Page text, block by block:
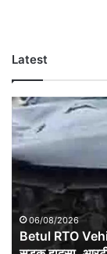
Latest
Betul
RTO
Vehicle
Accident:
बैतूल-
भोपाल
पर
बड़ा
06/08/2026
Betul RTO